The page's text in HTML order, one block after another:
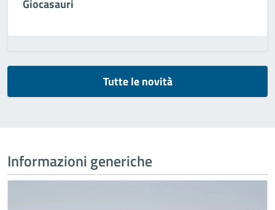
Giocasauri
Tutte le novità
Informazioni generiche